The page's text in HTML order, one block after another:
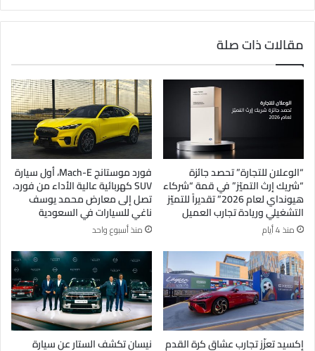
مقالات ذات صلة
“الوعلان للتجارة” تحصد جائزة
“شريك إرث التميّز” في قمة “شركاء
هيونداي لعام 2026” تقديراً للتميّز
التشغيلي وريادة تجارب العميل
منذ 4 أيام
فورد موستانج Mach-E، أول سيارة
SUV كهربائية عالية الأداء من فورد،
تصل إلى معارض محمد يوسف
ناغي للسيارات في السعودية
منذ أسبوع واحد
إكسيد تعزّز تجارب عشاق كرة القدم نيسان تكشف الستار عن سيارة